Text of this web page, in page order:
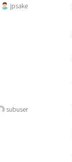
jpsake
subuser